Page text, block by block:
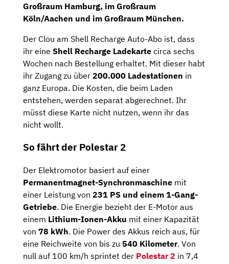
Großraum Hamburg, im Großraum
Köln/Aachen und im Großraum München.
Der Clou am Shell Recharge Auto-Abo ist, dass
ihr eine Shell Recharge Ladekarte circa sechs
Wochen nach Bestellung erhaltet. Mit dieser habt
ihr Zugang zu über 200.000 Ladestationen in
ganz Europa. Die Kosten, die beim Laden
entstehen, werden separat abgerechnet. Ihr
müsst diese Karte nicht nutzen, wenn ihr das
nicht wollt.
So fährt der Polestar 2
Der Elektromotor basiert auf einer
Permanentmagnet-Synchronmaschine mit
einer Leistung von 231 PS und einem 1-Gang-
Getriebe. Die Energie bezieht der E-Motor aus
einem Lithium-Ionen-Akku mit einer Kapazität
von 78 kWh. Die Power des Akkus reich aus, für
eine Reichweite von bis zu 540 Kilometer. Von
null auf 100 km/h sprintet der Polestar 2 in 7,4